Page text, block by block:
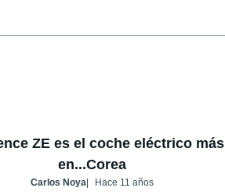
ZE es el coche eléctrico
en...Corea
Carlos Noya Hace 11 años